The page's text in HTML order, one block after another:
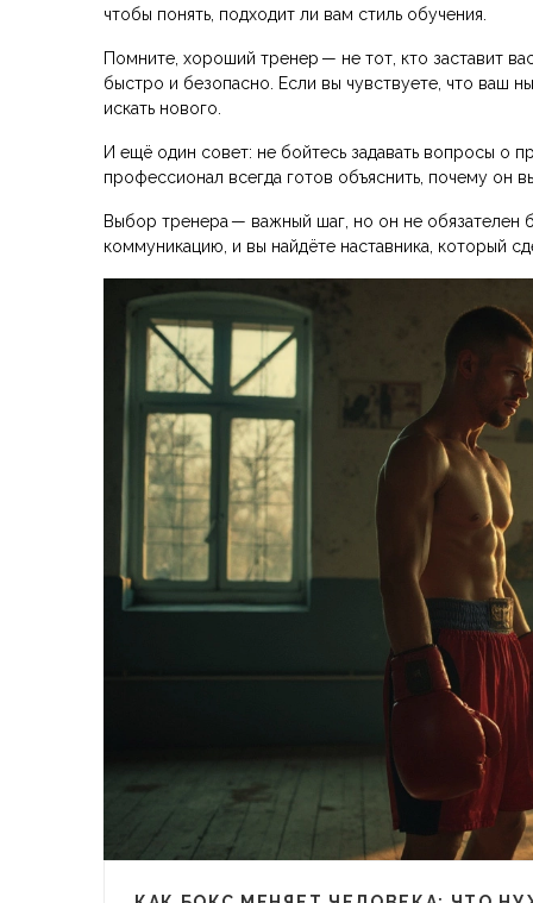
чтобы понять, подходит ли вам стиль обучения.
Помните, хороший тренер — не тот, кто заставит
быстро и безопасно. Если вы чувствуете, что ваш
искать нового.
И ещё один совет: не бойтесь задавать вопросы о
профессионал всегда готов объяснить, почему он
Выбор тренера — важный шаг, но он не
коммуникацию, и вы найдёте наставника, который